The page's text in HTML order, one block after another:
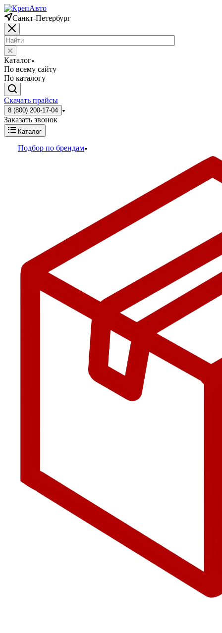
Санкт-Петербург
Каталог
По всему сайту
По каталогу
Скачать прайсы
8 (800) 200-17-04
Заказать звонок
Каталог
Подбор по брендам